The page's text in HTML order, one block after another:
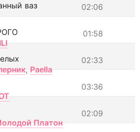
02:06
ваз
01:58
02:33
, Paella
03:36
02:09
Платон